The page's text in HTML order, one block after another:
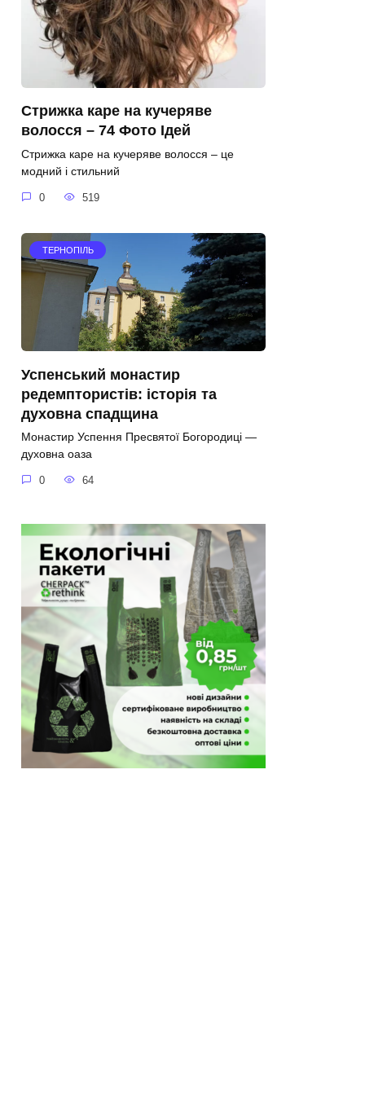
Стрижка каре на кучеряве
волосся – 74 Фото Ідей
Стрижка каре на кучеряве волосся – це
модний і стильний
0 519
ТЕРНОПІЛЬ
Успенський монастир
редемптористів: історія та
духовна спадщина
Монастир Успення Пресвятої Богородиці —
духовна оаза
0 64